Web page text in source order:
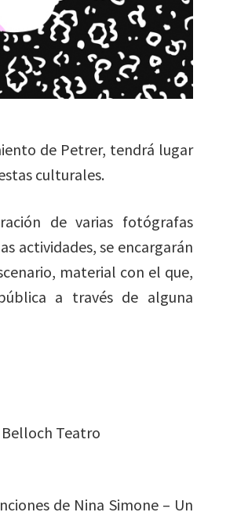
de Petrer, tendrá lugar
culturales.
de varias fotógrafas
actividades, se encargarán
material con el que,
a través de alguna
Belloch Teatro
de Nina Simone – Un